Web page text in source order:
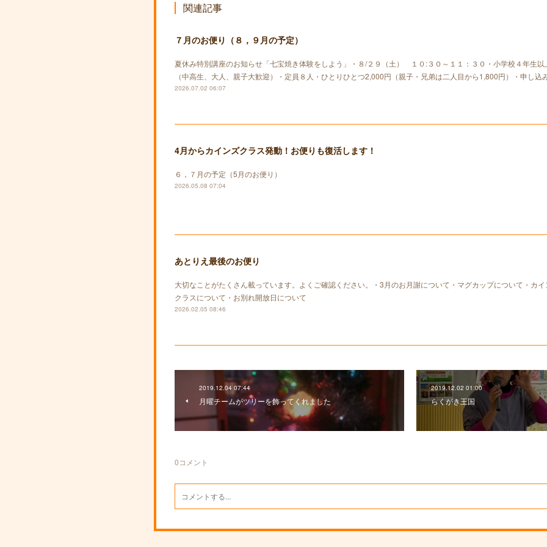
関連記事
７月のお便り（８，９月の予定）
夏休み特別講座のお知らせ「七宝焼き体験をしよう」・８/２９（土） １０:３０～１１：３０・小学校４年生以
（中高生、大人、親子大歓迎）・定員８人・ひとりひとつ2,000円（親子・兄弟は二人目から1,800円）・申し
2026.07.02 06:07
4月からカインズクラス発動！お便りも復活します！
６，７月の予定（5月のお便り）
2026.05.08 07:04
あとりえ最後のお便り
大切なことがたくさん載っています。よくご確認ください。・3月のお月謝について・マグカップについて・カ
クラスについて・お別れ開放日について
2026.02.05 08:46
2019.12.04 07:44
月曜チームがツリーを飾ってくれました
2019.12.02 01:00
らくがき王国
0コメント